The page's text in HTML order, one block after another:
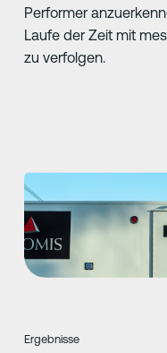
Performer
Laufe der Zeit mit
zu verfolgen.
Ergebnisse